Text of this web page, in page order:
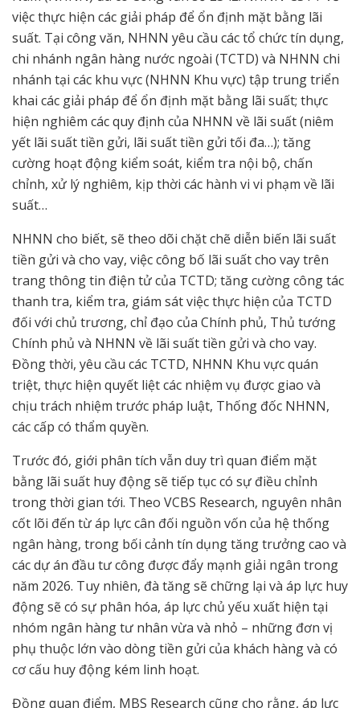
việc thực hiện các giải pháp để ổn định mặt bằng lãi
suất. Tại công văn, NHNN yêu cầu các tổ chức tín dụng,
chi nhánh ngân hàng nước ngoài (TCTD) và NHNN chi
nhánh tại các khu vực (NHNN Khu vực) tập trung triển
khai các giải pháp để ổn định mặt bằng lãi suất; thực
hiện nghiêm các quy định của NHNN về lãi suất (niêm
yết lãi suất tiền gửi, lãi suất tiền gửi tối đa…); tăng
cường hoạt động kiểm soát, kiểm tra nội bộ, chấn
chỉnh, xử lý nghiêm, kịp thời các hành vi vi phạm về lãi
suất…
NHNN cho biết, sẽ theo dõi chặt chẽ diễn biến lãi suất
tiền gửi và cho vay, việc công bố lãi suất cho vay trên
trang thông tin điện tử của TCTD; tăng cường công tác
thanh tra, kiểm tra, giám sát việc thực hiện của TCTD
đối với chủ trương, chỉ đạo của Chính phủ, Thủ tướng
Chính phủ và NHNN về lãi suất tiền gửi và cho vay.
Đồng thời, yêu cầu các TCTD, NHNN Khu vực quán
triệt, thực hiện quyết liệt các nhiệm vụ được giao và
chịu trách nhiệm trước pháp luật, Thống đốc NHNN,
các cấp có thẩm quyền.
Trước đó, giới phân tích vẫn duy trì quan điểm mặt
bằng lãi suất huy động sẽ tiếp tục có sự điều chỉnh
trong thời gian tới. Theo VCBS Research, nguyên nhân
cốt lõi đến từ áp lực cân đối nguồn vốn của hệ thống
ngân hàng, trong bối cảnh tín dụng tăng trưởng cao và
các dự án đầu tư công được đẩy mạnh giải ngân trong
năm 2026. Tuy nhiên, đà tăng sẽ chững lại và áp lực huy
động sẽ có sự phân hóa, áp lực chủ yếu xuất hiện tại
nhóm ngân hàng tư nhân vừa và nhỏ – những đơn vị
phụ thuộc lớn vào dòng tiền gửi của khách hàng và có
cơ cấu huy động kém linh hoạt.
Đồng quan điểm, MBS Research cũng cho rằng, áp lực